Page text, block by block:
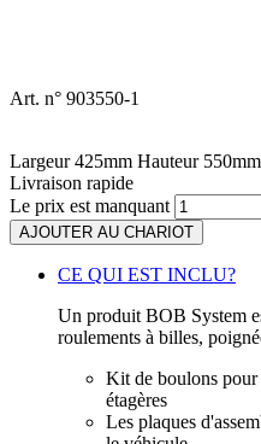
Art. n° 903550-1
Largeur425mm Hauteur 550mm
Livraison rapide
Le prix est manquant
AJOUTER AU CHARIOT
CE QUI EST INCLU?
Un produit BOB System
roulements à billes,
Kit de boulons pour
étagères
Les plaques